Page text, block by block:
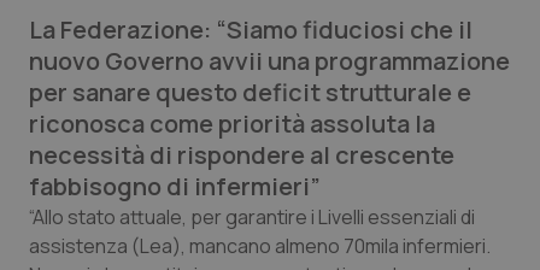
Lettere al direttore
Edizioni Regionali
QS Pro
Professionisti Sanitari.AI
La Federazione: “Siamo fiduciosi che il
nuovo Governo avvii una programmazione
per sanare questo deficit strutturale e
riconosca come priorità assoluta la
necessità di rispondere al crescente
fabbisogno di infermieri”
“Allo stato attuale, per garantire i Livelli essenziali di
assistenza (Lea), mancano almeno 70mila infermieri.